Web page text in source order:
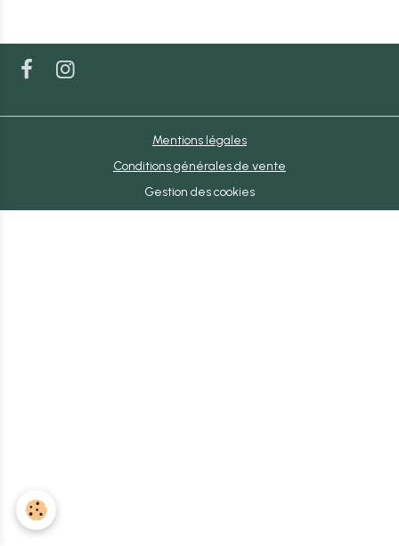
Mentions légales
Conditions générales de vente
Gestion des cookies